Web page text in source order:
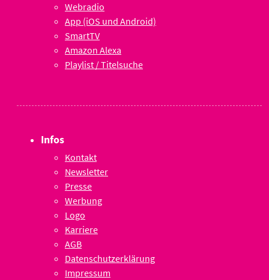
Webradio
App (iOS und Android)
SmartTV
Amazon Alexa
Playlist / Titelsuche
Infos
Kontakt
Newsletter
Presse
Werbung
Logo
Karriere
AGB
Datenschutzerklärung
Impressum